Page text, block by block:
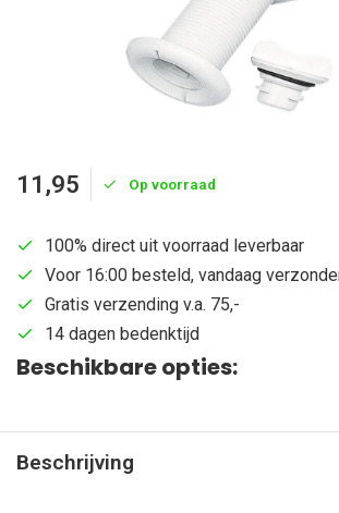
11,95 Op voorraad
100% direct uit voorraad leverbaar
Voor 16:00 besteld, vandaag
Gratis verzending v.a. 75,-
14 dagen bedenktijd
Beschikbare opties:
Beschrijving